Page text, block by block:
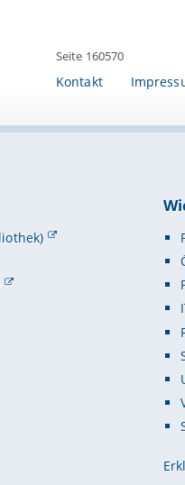
Seite 160570
Kontakt